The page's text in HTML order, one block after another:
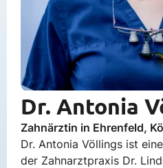
Dr. Antonia
Zahnärztin in Ehrenfeld,
Dr. Antonia Völlings ist
der Zahnarztpraxis Dr.